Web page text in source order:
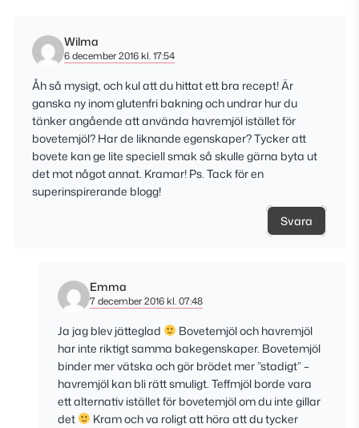
Wilma
6 december 2016 kl. 17:54
Åh så mysigt, och kul att du hittat ett bra recept! Är
ganska ny inom glutenfri bakning och undrar hur du
tänker angående att använda havremjöl istället för
bovetemjöl? Har de liknande egenskaper? Tycker att
bovete kan ge lite speciell smak så skulle gärna byta ut
det mot något annat. Kramar! Ps. Tack för en
superinspirerande blogg!
Svara
Emma
7 december 2016 kl. 07:48
Ja jag blev jätteglad
Bovetemjöl och havremjöl
har inte riktigt samma bakegenskaper. Bovetemjöl
binder mer vätska och gör brödet mer ”stadigt” –
havremjöl kan bli rätt smuligt. Teffmjöl borde vara
ett alternativ istället för bovetemjöl om du inte gillar
det
Kram och va roligt att höra att du tycker